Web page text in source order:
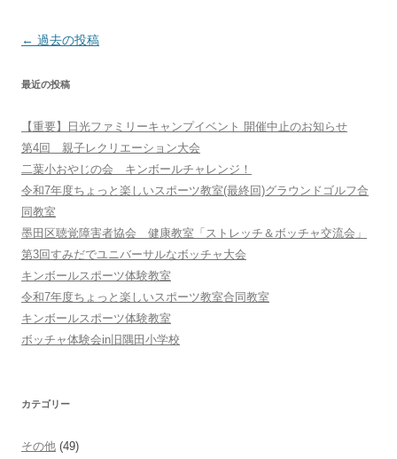
投
ナ
ゲ
ー
シ
ョ
ン
← 過去の投稿
最近の投稿
【重要】日光ファミリーキャンプイベント 開催中止のお知らせ
第4回 親子レクリエーション大会
二葉小おやじの会 キンボールチャレンジ！
令和7年度ちょっと楽しいスポーツ教室(最終回)グラウンドゴルフ合
同教室
墨田区聴覚障害者協会 健康教室「ストレッチ＆ボッチャ交流会」
第3回すみだでユニバーサルなボッチャ大会
キンボールスポーツ体験教室
令和7年度ちょっと楽しいスポーツ教室合同教室
キンボールスポーツ体験教室
ボッチャ体験会in旧隅田小学校
カテゴリー
その他 (49)